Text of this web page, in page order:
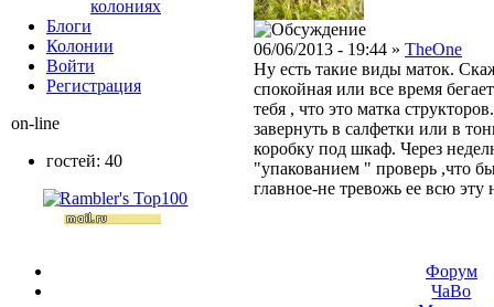
06/06/2013 - 19:44 » TheOne
Ну есть такие виды маток.
спокойная или все время
тебя , что это матка
завернуть в салфетки или в
коробку под шкаф. Через
"упакованием " проверь ,что
главное-не тревожь ее всю
колониях
Блоги
Колонии
Войти
Peгиcтpaция
on-line
гостей: 40
Форум
ЧаВо